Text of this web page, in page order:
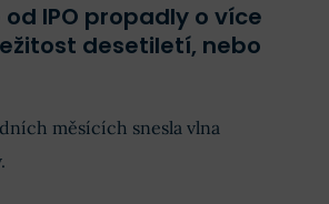
od IPO propadly o více
desetiletí, nebo
měsících snesla vlna